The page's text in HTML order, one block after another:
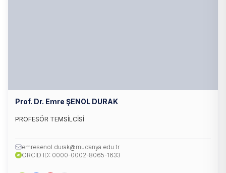
Prof. Dr. Emre ŞENOL DURAK
PROFESÖR TEMSİLCİSİ
emresenol.durak@mudanya.edu.tr
iD ORCID ID: 0000-0002-8065-1633